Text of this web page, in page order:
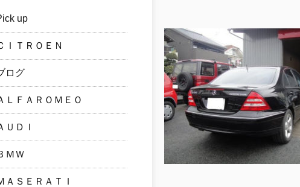
up
ＩＴＲＯＥＮ
ログ
ＬＦＡＲＯＭＥＯ
ＵＤＩ
ＭＷ
ＡＳＥＲＡＴＩ